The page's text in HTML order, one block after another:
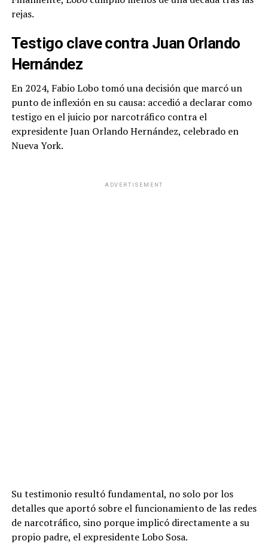
rejas.
Testigo clave contra Juan Orlando
Hernández
En 2024, Fabio Lobo tomó una decisión que marcó un
punto de inflexión en su causa: accedió a declarar como
testigo en el juicio por narcotráfico contra el
expresidente Juan Orlando Hernández, celebrado en
Nueva York.
ADVERTISEMENT
Su testimonio resultó fundamental, no solo por los
detalles que aportó sobre el funcionamiento de las redes
de narcotráfico, sino porque implicó directamente a su
propio padre, el expresidente Lobo Sosa.